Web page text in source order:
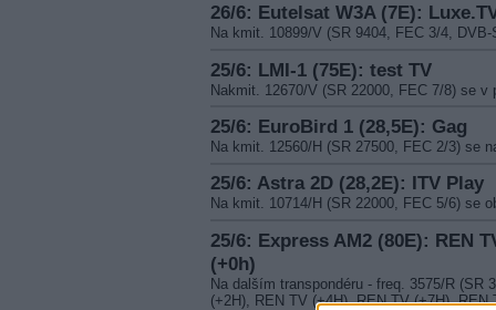
26/6: Eutelsat W3A (7E):
Na kmit. 10899/V (SR 9404, FEC 3/4,
25/6: LMI-1 (75E): test TV
Nakmit. 12670/V (SR 22000, FEC 7/8) se
25/6: EuroBird 1 (28,5E): Gag
Na kmit. 12560/H (SR 27500, FEC 2/3) se
25/6: Astra 2D (28,2E): ITV Play
Na kmit. 10714/H (SR 22000, FEC 5/6) se
25/6: Express AM2 (80E): REN
(+0h)
Na dalším transpondéru - freq. 3575/R (SR
(+2H), REN TV (+4H), REN TV (+7H), REN